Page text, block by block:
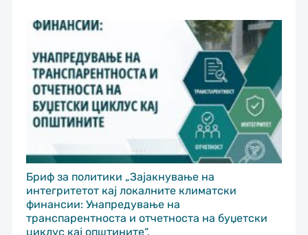
Бриф за политики „Зајакнување на
интегритетот кај локалните климатски
финансии: Унапредување на
транспарентноста и отчетноста на буџетски
циклус кај општините“.